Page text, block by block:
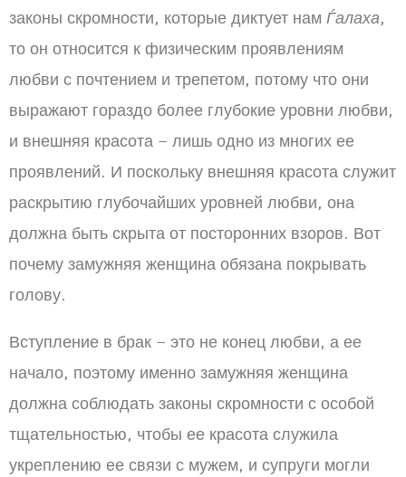
законы скромности, которые диктует нам Ѓалаха,
то он относится к физическим проявлениям
любви с почтением и трепетом, потому что они
выражают гораздо более глубокие уровни любви,
и внешняя красота – лишь одно из многих ее
проявлений. И поскольку внешняя красота служит
раскрытию глубочайших уровней любви, она
должна быть скрыта от посторонних взоров. Вот
почему замужняя женщина обязана покрывать
голову.
Вступление в брак – это не конец любви, а ее
начало, поэтому именно замужняя женщина
должна соблюдать законы скромности с особой
тщательностью, чтобы ее красота служила
укреплению ее связи с мужем, и супруги могли